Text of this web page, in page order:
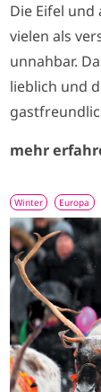
Die Eifel
vielen als
unnahbar.
lieblich und
mehr
Winter Europa
I
m
a
g
e